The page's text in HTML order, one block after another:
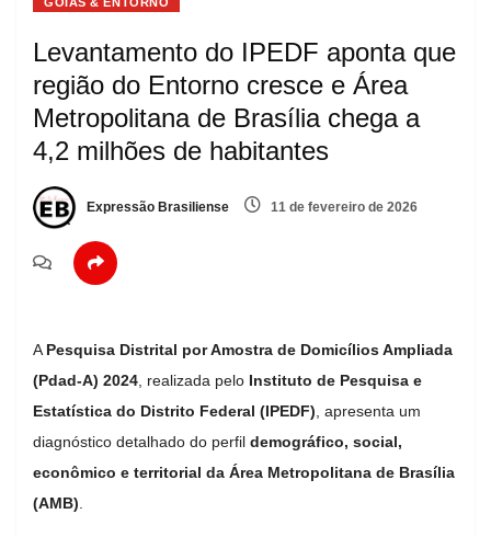
Levantamento do IPEDF aponta que
região do Entorno cresce e Área
Metropolitana de Brasília chega a
4,2 milhões de habitantes
Expressão Brasiliense 11 de fevereiro de 2026
A Pesquisa Distrital por Amostra de Domicílios Ampliada
(Pdad-A) 2024 , realizada pelo Instituto de Pesquisa e
Estatística do Distrito Federal (IPEDF) , apresenta um
diagnóstico detalhado do perfil demográfico, social,
econômico e territorial da Área Metropolitana de Brasília
(AMB)